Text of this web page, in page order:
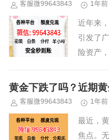
客服微99643843 1年前
近年来
引发了
险资产
这一传
续下跌
黄金下跌了吗？近期
客服微99643843 1年前
最近，
焦点。